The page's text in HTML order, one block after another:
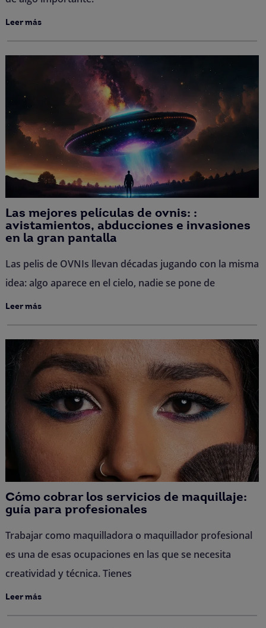
Leer más
Las mejores películas de ovnis: :
avistamientos, abducciones e invasiones
en la gran pantalla
Las pelis de OVNIs llevan décadas jugando con la misma
idea: algo aparece en el cielo, nadie se pone de
Leer más
Cómo cobrar los servicios de maquillaje:
guía para profesionales
Trabajar como maquilladora o maquillador profesional
es una de esas ocupaciones en las que se necesita
creatividad y técnica. Tienes
Leer más